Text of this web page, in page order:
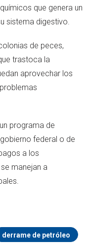
que genera un
sistema digestivo.
de peces,
trastoca la
aprovechar los
programa de
federal o de
a los
manejan a
derrame de petróleo